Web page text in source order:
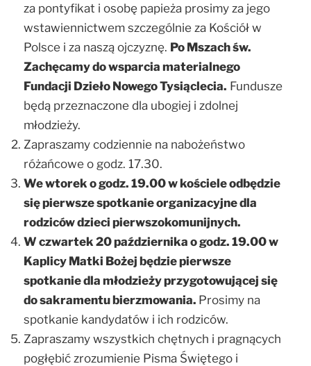
za pontyfikat i osobę papieża prosimy za jego
wstawiennictwem szczególnie za Kościół w
Polsce i za naszą ojczyznę. Po Mszach św.
Zachęcamy do wsparcia materialnego
Fundacji Dzieło Nowego Tysiąclecia. Fundusze
będą przeznaczone dla ubogiej i zdolnej
młodzieży.
Zapraszamy codziennie na nabożeństwo
różańcowe o godz. 17.30.
We wtorek o godz. 19.00 w kościele odbędzie
się pierwsze spotkanie organizacyjne dla
rodziców dzieci pierwszokomunijnych.
W czwartek 20 października o godz. 19.00 w
Kaplicy Matki Bożej będzie pierwsze
spotkanie dla młodzieży przygotowującej się
do sakramentu bierzmowania. Prosimy na
spotkanie kandydatów i ich rodziców.
Zapraszamy wszystkich chętnych i pragnących
pogłębić zrozumienie Pisma Świętego i